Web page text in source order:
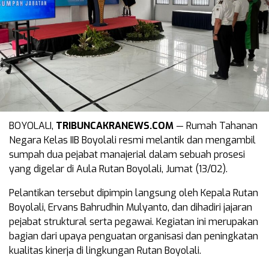
BOYOLALI, TRIBUNCAKRANEWS.COM — Rumah Tahanan
Negara Kelas IIB Boyolali resmi melantik dan mengambil
sumpah dua pejabat manajerial dalam sebuah prosesi
yang digelar di Aula Rutan Boyolali, Jumat (13/02).
Pelantikan tersebut dipimpin langsung oleh Kepala Rutan
Boyolali, Ervans Bahrudhin Mulyanto, dan dihadiri jajaran
pejabat struktural serta pegawai. Kegiatan ini merupakan
bagian dari upaya penguatan organisasi dan peningkatan
kualitas kinerja di lingkungan Rutan Boyolali.